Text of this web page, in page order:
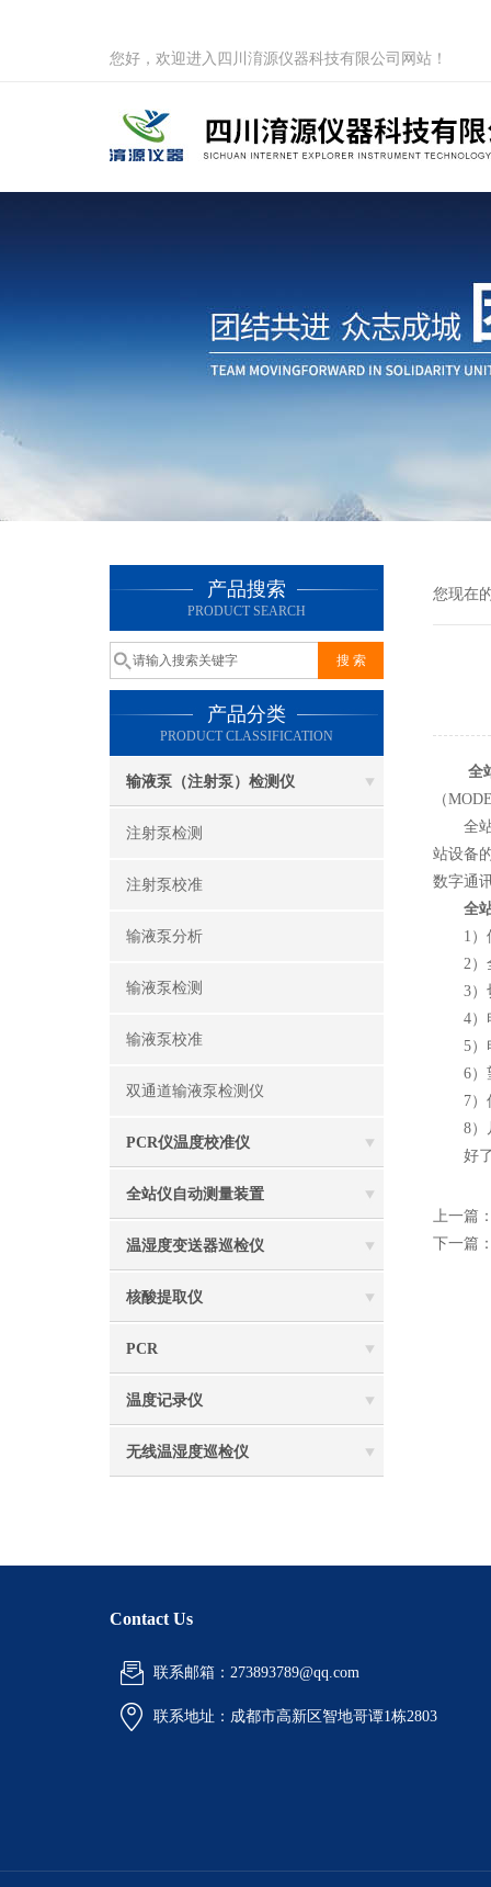
您好，欢迎进入四川淯源仪器科技有限公司网站！
产品搜索
PRODUCT SEARCH
产品分类
PRODUCT CLASSIFICATION
输液泵（注射泵）检测仪
注射泵检测
注射泵校准
输液泵分析
输液泵检测
输液泵校准
双通道输液泵检测仪
PCR仪温度校准仪
全站仪自动测量装置
温湿度变送器巡检仪
核酸提取仪
PCR
温度记录仪
无线温湿度巡检仪
您现在
全
（
全站
站设备
数字通
全
1）使
2）全
3）切
4）电
5）电
6）望
7）仪
8）凡
好了
上一篇
下一篇
Contact Us
联系邮箱：273893789@qq.com
联系地址： 成都市高新区智地哥谭1栋2803